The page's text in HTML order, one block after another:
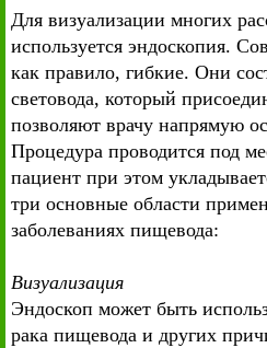
Для визуализации многих
используется эндоскопия.
как правило, гибкие. Они
световода, который
позволяют врачу напрямую
Процедура проводится под
пациент при этом
три основные области
заболеваниях пищевода:
Визуализация
Эндоскоп может быть
рака пищевода и других